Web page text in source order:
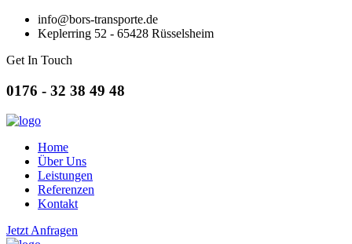
info@bors-transporte.de
Keplerring 52 - 65428 Rüsselsheim
Get In Touch
0176 - 32 38 49 48
Home
Über Uns
Leistungen
Referenzen
Kontakt
Jetzt Anfragen